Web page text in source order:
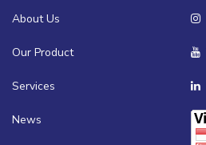
About Us
Our Product
Services
News